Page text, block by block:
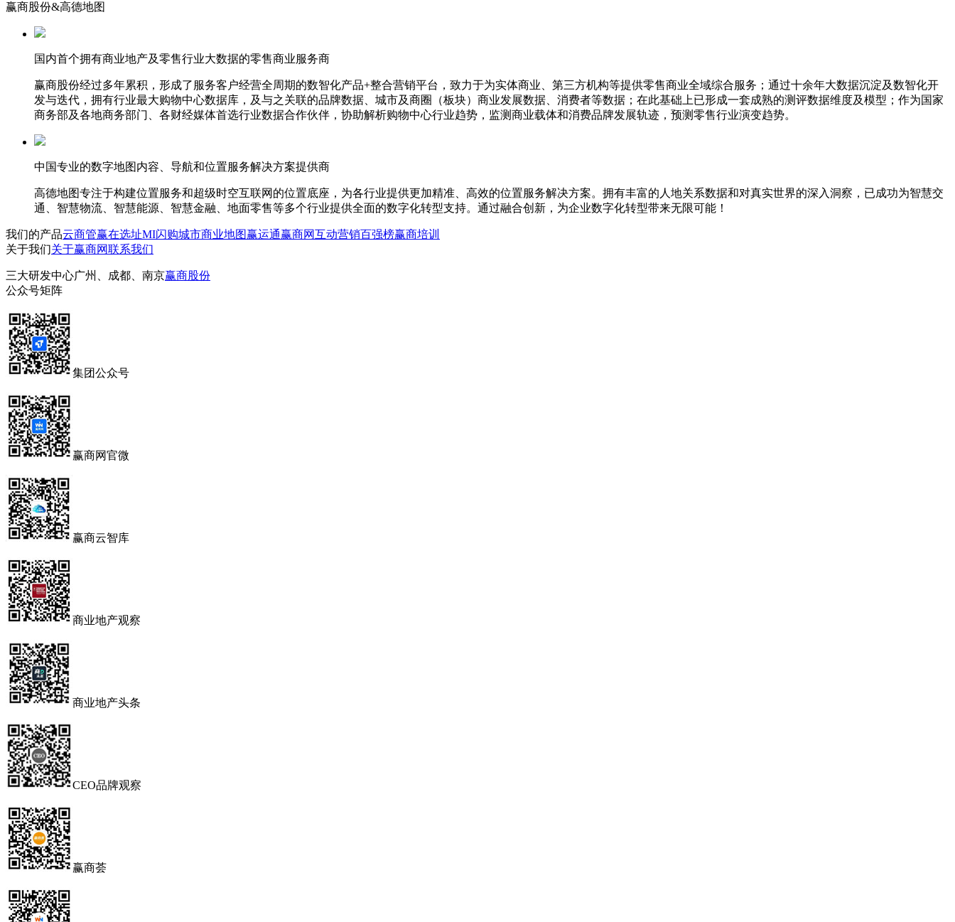
赢商股份&高德地图
国内首个拥有商业地产及零售行业大数据的零售商业服务商
赢商股份经过多年累积，形成了服务客户经营全周期的数智化产品+整合营销平台，致力于为实体商业、第三方机构等提供零售商业全域综合服务；通过十余年大数据沉淀及数智化开
发与迭代，拥有行业最大购物中心数据库，及与之关联的品牌数据、城市及商圈（板块）商业发展数据、消费者等数据；在此基础上已形成一套成熟的测评数据维度及模型；作为国家
商务部及各地商务部门、各财经媒体首选行业数据合作伙伴，协助解析购物中心行业趋势，监测商业载体和消费品牌发展轨迹，预测零售行业演变趋势。
中国专业的数字地图内容、导航和位置服务解决方案提供商
高德地图专注于构建位置服务和超级时空互联网的位置底座，为各行业提供更加精准、高效的位置服务解决方案。拥有丰富的人地关系数据和对真实世界的深入洞察，已成功为智慧交
通、智慧物流、智慧能源、智慧金融、地面零售等多个行业提供全面的数字化转型支持。通过融合创新，为企业数字化转型带来无限可能！
我们的产品云商管赢在选址MI闪购城市商业地图赢运通赢商网互动营销百强榜赢商培训
关于我们关于赢商网联系我们
三大研发中心广州、成都、南京赢商股份
公众号矩阵
集团公众号
赢商网官微
赢商云智库
商业地产观察
商业地产头条
CEO品牌观察
赢商荟